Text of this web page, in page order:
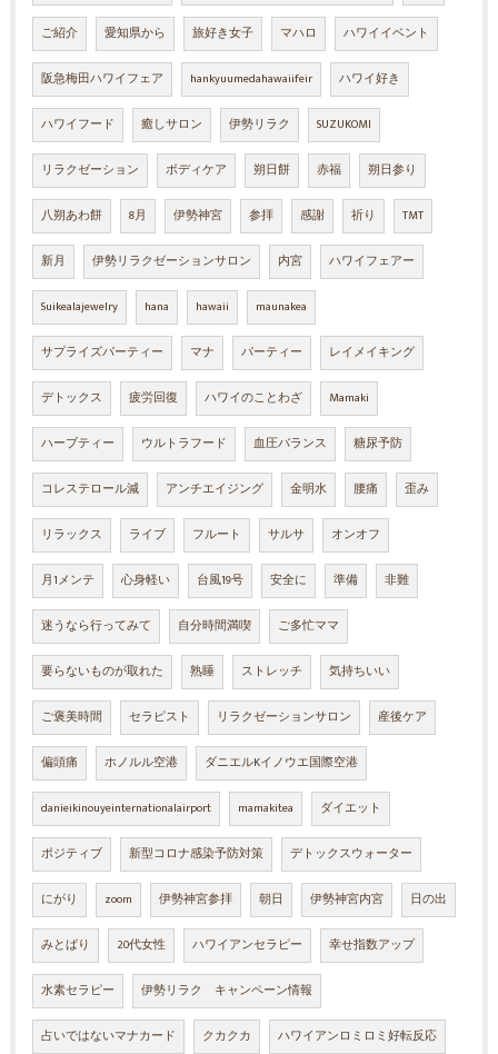
ご紹介 愛知県から 旅好き女子 マハロ ハワイイベント
阪急梅田ハワイフェア hankyuumedahawaiifeir ハワイ好き
ハワイフード 癒しサロン 伊勢リラク SUZUKOMI
リラクゼーション ボディケア 朔日餅 赤福 朔日参り
八朔あわ餅 8月 伊勢神宮 参拝 感謝 祈り TMT
新月 伊勢リラクゼーションサロン 内宮 ハワイフェアー
Suikealajewelry hana hawaii maunakea
サプライズパーティー マナ パーティー レイメイキング
デトックス 疲労回復 ハワイのことわざ Mamaki
ハーブティー ウルトラフード 血圧バランス 糖尿予防
コレステロール減 アンチエイジング 金明水 腰痛 歪み
リラックス ライブ フルート サルサ オンオフ
月1メンテ 心身軽い 台風19号 安全に 準備 非難
迷うなら行ってみて 自分時間満喫 ご多忙ママ
要らないものが取れた 熟睡 ストレッチ 気持ちいい
ご褒美時間 セラピスト リラクゼーションサロン 産後ケア
偏頭痛 ホノルル空港 ダニエルKイノウエ国際空港
danieikinouyeinternationalairport mamakitea ダイエット
ポジティブ 新型コロナ感染予防対策 デトックスウォーター
にがり zoom 伊勢神宮参拝 朝日 伊勢神宮内宮 日の出
みとばり 20代女性 ハワイアンセラピー 幸せ指数アップ
水素セラピー 伊勢リラク キャンペーン情報
占いではないマナカード クカクカ ハワイアンロミロミ好転反応